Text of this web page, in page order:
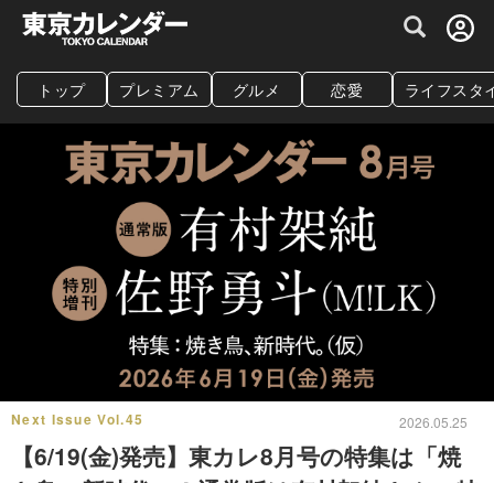
グルメ情報・プレミアムレストラン予約
トップ プレミアム グルメ 恋愛 ライフスタ
Next Issue Vol.45 2026.05.25
【6/19(金)発売】東カレ8月号の特集は「焼